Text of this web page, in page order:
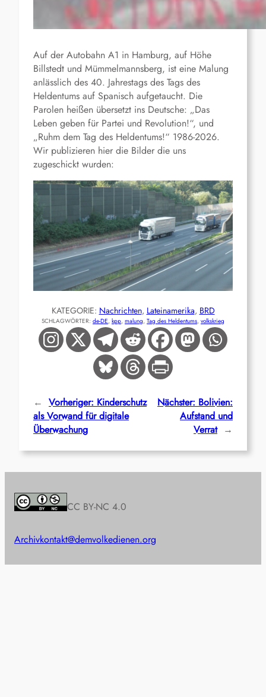
Auf der Autobahn A1 in Hamburg, auf Höhe
Billstedt und Mümmelmannsberg, ist eine Malung
anlässlich des 40. Jahrestags des Tags des
Heldentums auf Spanisch aufgetaucht. Die
Parolen heißen übersetzt ins Deutsche: „Das
Leben geben für Partei und Revolution!“, und
„Ruhm dem Tag des Heldentums!“ 1986-2026.
Wir publizieren hier die Bilder die uns
zugeschickt wurden:
KATEGORIE: Nachrichten, Lateinamerika, BRD
SCHLAGWÖRTER: de-DE, kpp, malung, Tag des Heldentums, volkskrieg
← Vorheriger: Kinderschutz
als Vorwand für digitale
Überwachung
Nächster: Bolivien:
Aufstand und
Verrat →
CC BY-NC 4.0
Archivkontakt@demvolkedienen.org